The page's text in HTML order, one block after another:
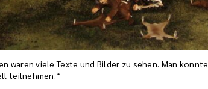
waren viele Texte und Bilder zu sehen. Man
teilnehmen.“